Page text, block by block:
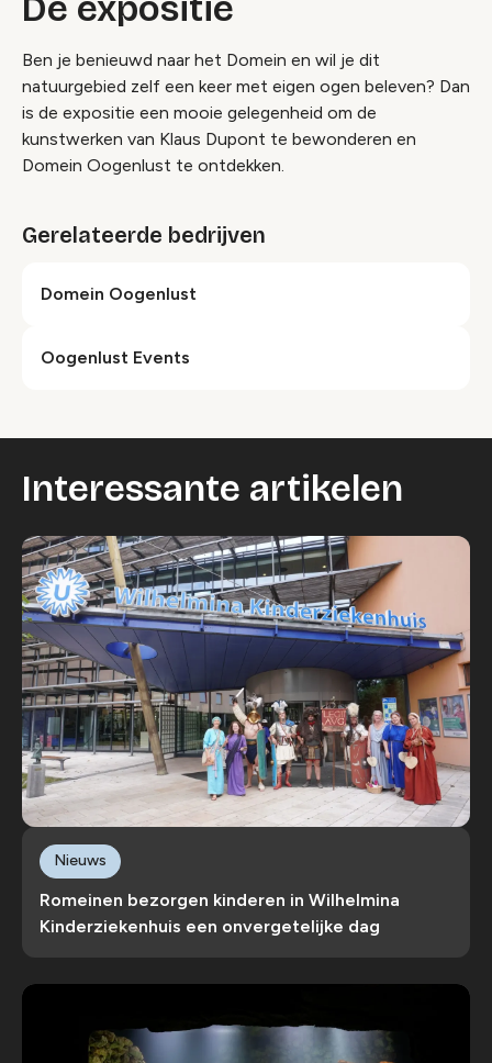
Ben je benieuwd naar het Domein en wil je dit
natuurgebied zelf een keer met eigen ogen beleven? Dan
is de expositie een mooie gelegenheid om de
kunstwerken van Klaus Dupont te bewonderen en
Domein Oogenlust te ontdekken.
Gerelateerde bedrijven
Domein Oogenlust
Oogenlust Events
Interessante artikelen
Romeinen bezorgen kinderen in Wilhelmina
Kinderziekenhuis een onvergetelijke dag
Nieuws